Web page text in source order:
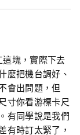
這塊，實際下去
麼把機台調好、
會出問題，但
寸你看游標卡尺
有同學說是我們
有時訂太緊了，